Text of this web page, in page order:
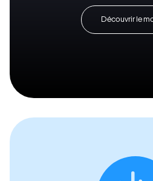
Découvrir le